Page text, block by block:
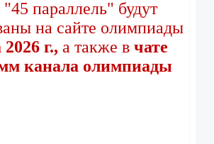
параллель" будут
на сайте олимпиады
г., а также в чате
канала олимпиады